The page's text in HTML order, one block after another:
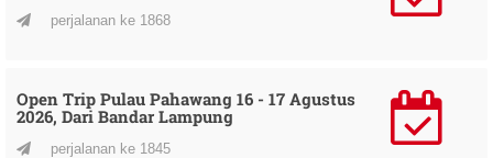
perjalanan ke 1868
Open Trip Pulau Pahawang 16 - 17 Agustus
2026, Dari Bandar Lampung
perjalanan ke 1845